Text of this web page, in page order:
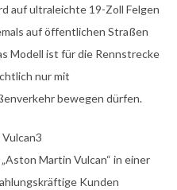
auf ultraleichte 19-Zoll Felgen
auf öffentlichen Straßen
Modell ist für die Rennstrecke
nur mit
bewegen dürfen.
Martin Vulcan“ in einer
Kunden